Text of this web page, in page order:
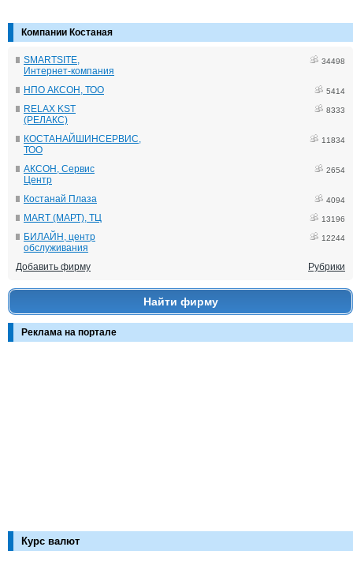
Компании Костаная
SMARTSITE,
Интернет-компания
34498
НПО АКСОН, ТОО 5414
RELAX KST
(РЕЛАКС)
8333
КОСТАНАЙШИНСЕРВИС,
ТОО
11834
АКСОН, Сервис
Центр
2654
Костанай Плаза 4094
MART (МАРТ), ТЦ 13196
БИЛАЙН, центр
обслуживания
12244
Добавить фирму Рубрики
Найти фирму
Реклама на портале
Курс валют